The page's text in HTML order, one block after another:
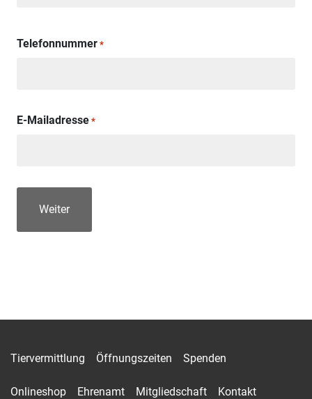
Telefonnummer *
E-Mailadresse *
Tiervermittlung Öffnungszeiten Spenden
Onlineshop Ehrenamt Mitgliedschaft Kontakt